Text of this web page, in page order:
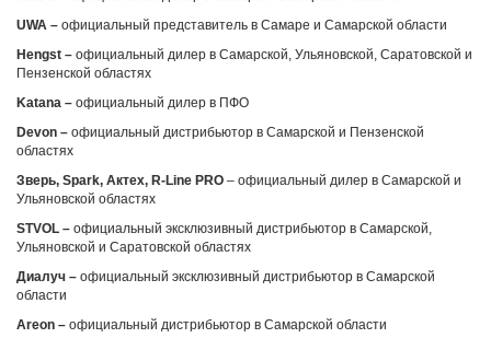
UWA – официальный представитель в Самаре и Самарской области
Hengst – официальный дилер в Самарской, Ульяновской, Саратовской и
Пензенской областях
Katana – официальный дилер в ПФО
Devon – официальный дистрибьютор в Самарской и Пензенской
областях
Зверь, Spark, Актех, R-Line PRO – официальный дилер в Самарской и
Ульяновской областях
STVOL – официальный эксклюзивный дистрибьютор в Самарской,
Ульяновской и Саратовской областях
Диалуч – официальный эксклюзивный дистрибьютор в Самарской
области
Аreon – официальный дистрибьютор в Самарской области